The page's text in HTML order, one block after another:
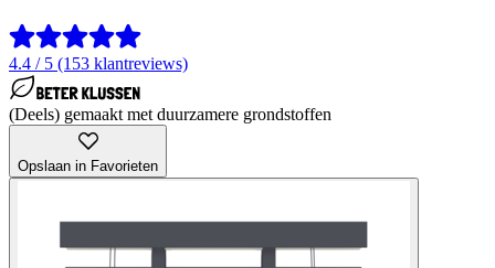
4.4 / 5 (153 klantreviews)
(Deels) gemaakt met duurzamere grondstoffen
Opslaan in Favorieten